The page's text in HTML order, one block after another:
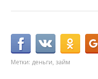
Метки: деньги, займ